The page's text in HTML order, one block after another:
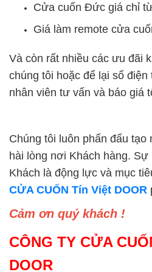
Cửa cuốn Đức giá chỉ
Giá làm remote cửa
Và còn rất nhiều các ưu đãi
chúng tôi hoặc để lại số
nhân viên tư vấn và báo giá
Chúng tôi luôn phấn đấu
hài lòng nơi Khách hàng. Sự
Khách là động lực và mục
CỬA CUỐN Tín Việt DOOR
Cảm ơn quý khách !
CÔNG TY CỬA
DOOR